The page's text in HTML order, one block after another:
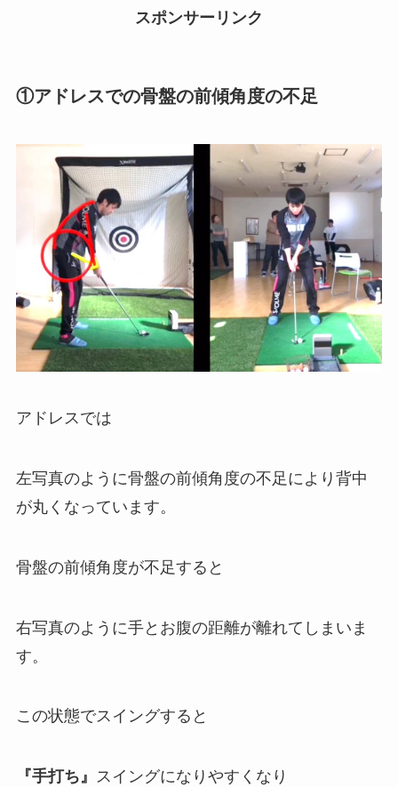
スポンサーリンク
①アドレスでの骨盤の前傾角度の不足
アドレスでは
左写真のように骨盤の前傾角度の不足により背中
が丸くなっています。
骨盤の前傾角度が不足すると
右写真のように手とお腹の距離が離れてしまいま
す。
この状態でスイングすると
『手打ち』 スイングになりやすくなり